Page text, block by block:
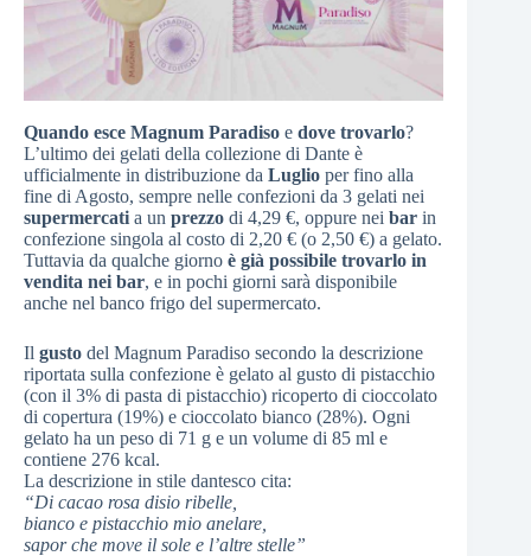
Quando esce Magnum Paradiso e dove trovarlo?
L’ultimo dei gelati della collezione di Dante è
ufficialmente in distribuzione da Luglio per fino alla
fine di Agosto, sempre nelle confezioni da 3 gelati nei
supermercati a un prezzo di 4,29 €, oppure nei bar in
confezione singola al costo di 2,20 € (o 2,50 €) a gelato.
Tuttavia da qualche giorno è già possibile trovarlo in
vendita nei bar, e in pochi giorni sarà disponibile
anche nel banco frigo del supermercato.
Il gusto del Magnum Paradiso secondo la descrizione
riportata sulla confezione è gelato al gusto di pistacchio
(con il 3% di pasta di pistacchio) ricoperto di cioccolato
di copertura (19%) e cioccolato bianco (28%). Ogni
gelato ha un peso di 71 g e un volume di 85 ml e
contiene 276 kcal.
La descrizione in stile dantesco cita:
“Di cacao rosa disio ribelle,
bianco e pistacchio mio anelare,
sapor che move il sole e l’altre stelle”